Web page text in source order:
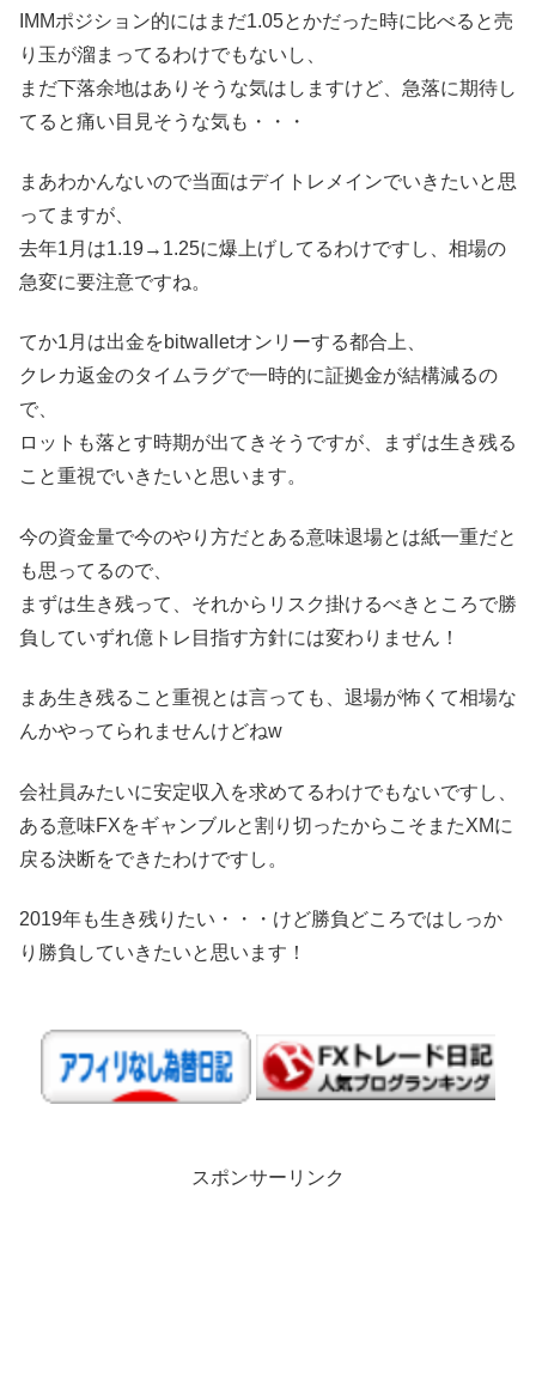
IMMポジション的にはまだ1.05とかだった時に比べると売
り玉が溜まってるわけでもないし、
まだ下落余地はありそうな気はしますけど、急落に期待し
てると痛い目見そうな気も・・・
まあわかんないので当面はデイトレメインでいきたいと思
ってますが、
去年1月は1.19→1.25に爆上げしてるわけですし、相場の
急変に要注意ですね。
てか1月は出金をbitwalletオンリーする都合上、
クレカ返金のタイムラグで一時的に証拠金が結構減るの
で、
ロットも落とす時期が出てきそうですが、まずは生き残る
こと重視でいきたいと思います。
今の資金量で今のやり方だとある意味退場とは紙一重だと
も思ってるので、
まずは生き残って、それからリスク掛けるべきところで勝
負していずれ億トレ目指す方針には変わりません！
まあ生き残ること重視とは言っても、退場が怖くて相場な
んかやってられませんけどねw
会社員みたいに安定収入を求めてるわけでもないですし、
ある意味FXをギャンブルと割り切ったからこそまたXMに
戻る決断をできたわけですし。
2019年も生き残りたい・・・けど勝負どころではしっか
り勝負していきたいと思います！
スポンサーリンク